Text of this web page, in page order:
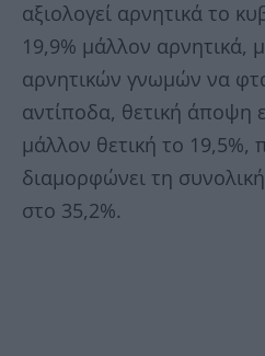
αξιολογεί αρνητικά το
19,9% μάλλον αρνητικά,
αρνητικών γνωμών να
αντίποδα, θετική άποψη
μάλλον θετική το 19,5%,
διαμορφώνει τη
στο 35,2%.